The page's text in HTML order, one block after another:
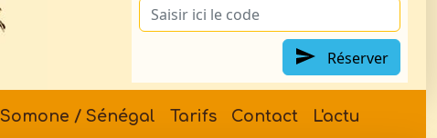
Réserver
Somone / Sénégal Tarifs Contact L'actu